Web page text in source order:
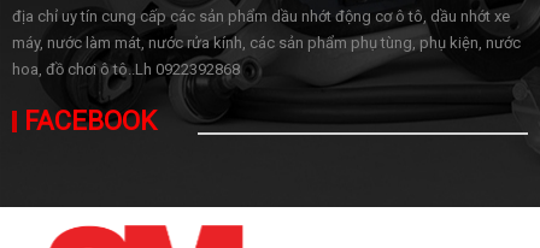
địa chỉ uy tín cung cấp các sản phẩm dầu nhớt động cơ ô tô, dầu nhớt xe
máy, nước làm mát, nước rửa kính, các sản phẩm phụ tùng, phụ kiện, nước
hoa, đồ chơi ô tô..Lh 0922392868
FACEBOOK